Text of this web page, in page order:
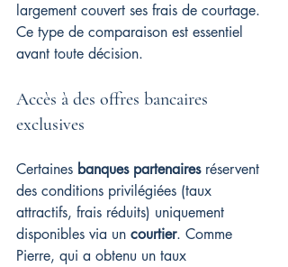
largement couvert ses frais de courtage.
Ce type de comparaison est essentiel
avant toute décision.
Accès à des offres bancaires
exclusives
Certaines banques partenaires réservent
des conditions privilégiées (taux
attractifs, frais réduits) uniquement
disponibles via un courtier. Comme
Pierre, qui a obtenu un taux